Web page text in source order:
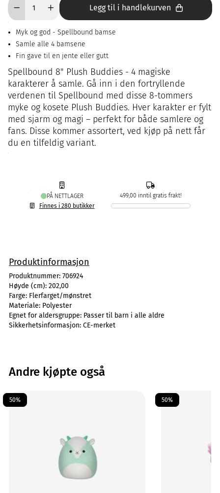
Legg til i handlekurven
Myk og god - Spellbound bamse
Samle alle 4 bamsene
Fin gave til en jente eller gutt
Spellbound 8" Plush Buddies - 4 magiske
karakterer å samle. Gå inn i den fortryllende
verdenen til Spellbound med disse 8-tommers
myke og kosete Plush Buddies. Hver karakter er fylt
med sjarm og magi – perfekt for både samlere og
fans. Disse kommer assortert, ved kjøp på nett får
du en tilfeldig variant.
PÅ NETTLAGER
Finnes i 280 butikker
499,00 inntil gratis frakt!
Produktinformasjon
Produktnummer: 706924
Høyde (cm): 202,00
Farge: Flerfarget/mønstret
Materiale: Polyester
Egnet for aldersgruppe: Passer til barn i alle aldre
Sikkerhetsinformasjon: CE-merket
Andre kjøpte også
50% 50%